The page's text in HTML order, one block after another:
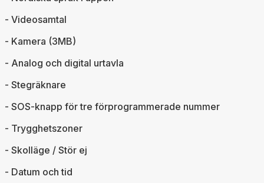
- Videosamtal
- Kamera (3MB)
- Analog och digital urtavla
- Stegräknare
- SOS-knapp för tre förprogrammerade nummer
- Trygghetszoner
- Skolläge / Stör ej
- Datum och tid